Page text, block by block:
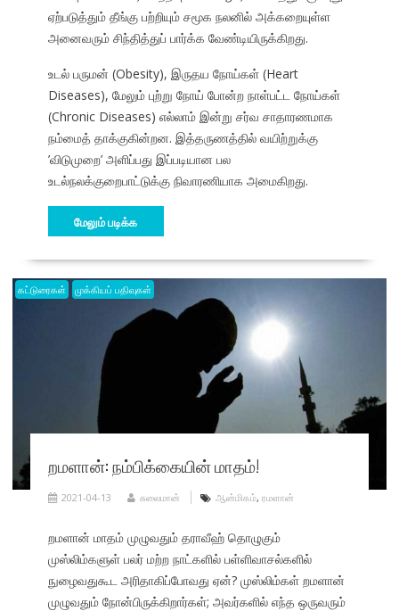
ஏற்படுத்தும் தீங்கு பற்றியும் சமூக நலனில் அக்கறையுள்ள
அனைவரும் சிந்தித்துப் பார்க்க வேண்டியிருக்கிறது.
உடல் பருமன் (Obesity), இருதய நோய்கள் (Heart
Diseases), மேலும் புற்று நோய் போன்ற நாள்பட்ட நோய்கள்
(Chronic Diseases) எல்லாம் இன்று சர்வ சாதாரணமாக
நம்மைத் தாக்குகின்றன. இத்தருணத்தில் வயிற்றுக்கு
’விடுமுறை’ அளிப்பது இப்படியான பல
உடல்நலக்குறைபாட்டுக்கு நிவாரணியாக அமைகிறது.
மேலும் படிக்க
கட்டுரைகள் முக்கியப் பதிவுகள்
றமளான்: நம்பிக்கையின் மாதம்!
2021-04-13 சுலைமான் ஆன்மிகம், ரமளான்
றமளான் மாதம் முழுவதும் தராவீஹ் தொழுகும்
முஸ்லிம்களுள் பலர் மற்ற நாட்களில் பள்ளிவாசல்களில்
நுழைவதுகூட அரிதாகிப்போவது ஏன்? முஸ்லிம்கள் றமளான்
முழுவதும் நோன்பிருக்கிறார்கள்; அவர்களில் எந்த ஒருவரும்